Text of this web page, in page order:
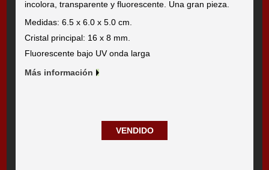
incolora, transparente y fluorescente. Una gran pieza.
Medidas: 6.5 x 6.0 x 5.0 cm.
Cristal principal: 16 x 8 mm.
Fluorescente bajo UV onda larga
Más información
VENDIDO